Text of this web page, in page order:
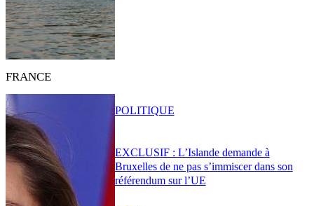
FRANCE
EXCLUSIF : L’Islande demande à
Bruxelles de ne pas s’immiscer dans son
référendum sur l’UE
POLITIQUE